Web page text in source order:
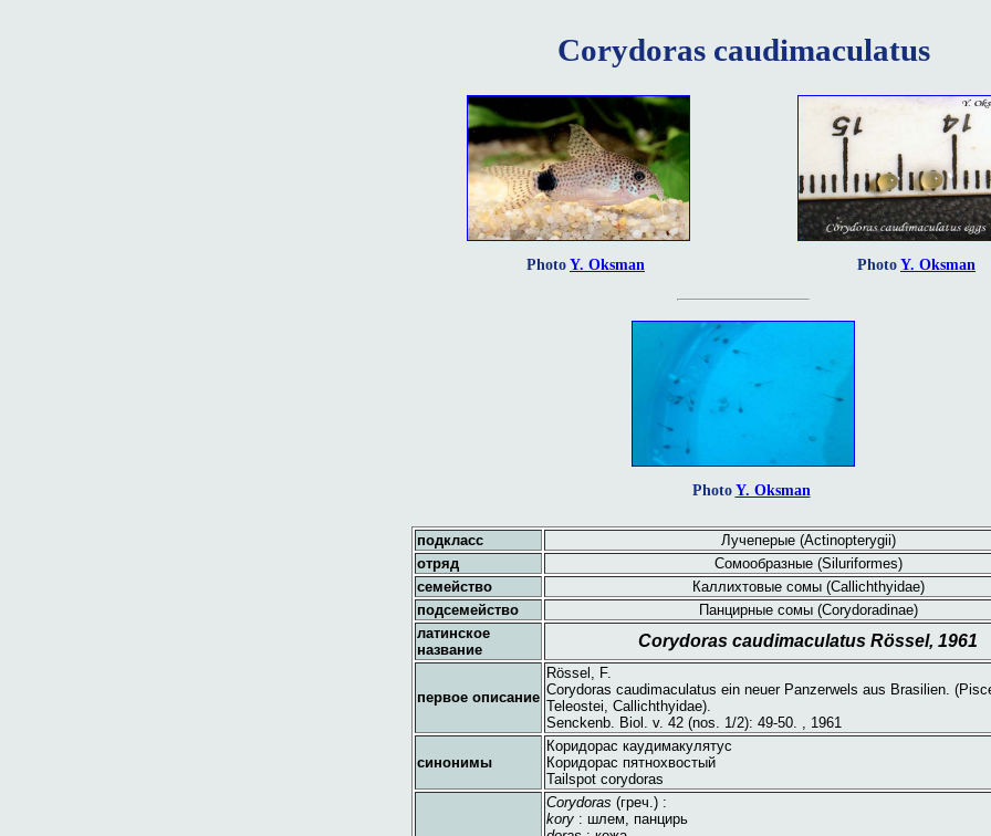
Corydoras caudimaculatus
PhotoY. Oksman PhotoY. Oksman
PhotoY. Oksman
подкласс
Лучеперые (Actinopterygii)
отряд
Сомообразные (Siluriformes)
семейство
Каллихтовые сомы (Callichthyidae)
подсемейство
Панцирные сомы (Corydoradinae)
латинское
название
Corydoras caudimaculatus Rössel, 1961
первое описание
Rössel, F.
Corydoras caudimaculatus ein neuer Panzerwels aus Brasilien.
Teleostei, Callichthyidae).
Senckenb. Biol. v. 42 (nos. 1/2): 49-50. , 1961
синонимы
Коридорас каудимакулятус
Коридорас пятнохвостый
Tailspot corydoras
Corydoras (греч.) :
kory : шлем, панцирь